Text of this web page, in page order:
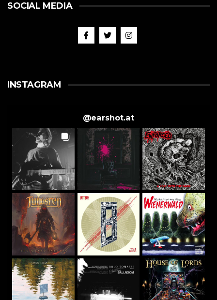
SOCIAL MEDIA
INSTAGRAM
@earshot.at